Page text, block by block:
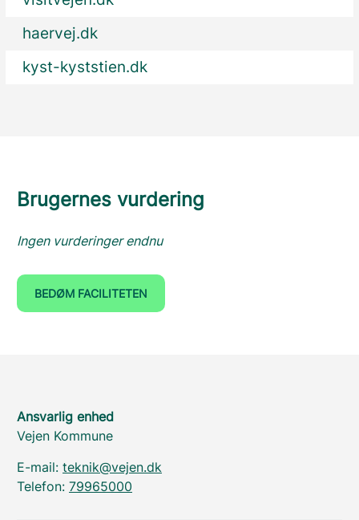
haervej.dk
kyst-kyststien.dk
Brugernes vurdering
Ingen vurderinger endnu
BEDØM FACILITETEN
Ansvarlig enhed
Vejen Kommune
E-mail: teknik@vejen.dk
Telefon: 79965000